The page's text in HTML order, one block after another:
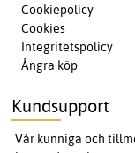
Cookiepolicy
Cookies
Integritetspolicy
Ångra köp
Kundsupport
Vår kunniga och